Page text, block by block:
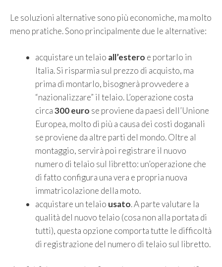
Le soluzioni alternative sono più economiche, ma molto
meno pratiche. Sono principalmente due le alternative:
acquistare un telaio all’estero e portarlo in
Italia. Si risparmia sul prezzo di acquisto, ma
prima di montarlo, bisognerà provvedere a
“nazionalizzare” il telaio. L’operazione costa
circa300 euro se proviene da paesi dell’Unione
Europea, molto di più a causa dei costi doganali
se proviene da altre parti del mondo. Oltre al
montaggio, servirà poi registrare il nuovo
numero di telaio sul libretto: un’operazione che
di fatto configura una vera e propria nuova
immatricolazione della moto.
acquistare un telaio usato. A parte valutare la
qualità del nuovo telaio (cosa non alla portata di
tutti), questa opzione comporta tutte le difficoltà
di registrazione del numero di telaio sul libretto.